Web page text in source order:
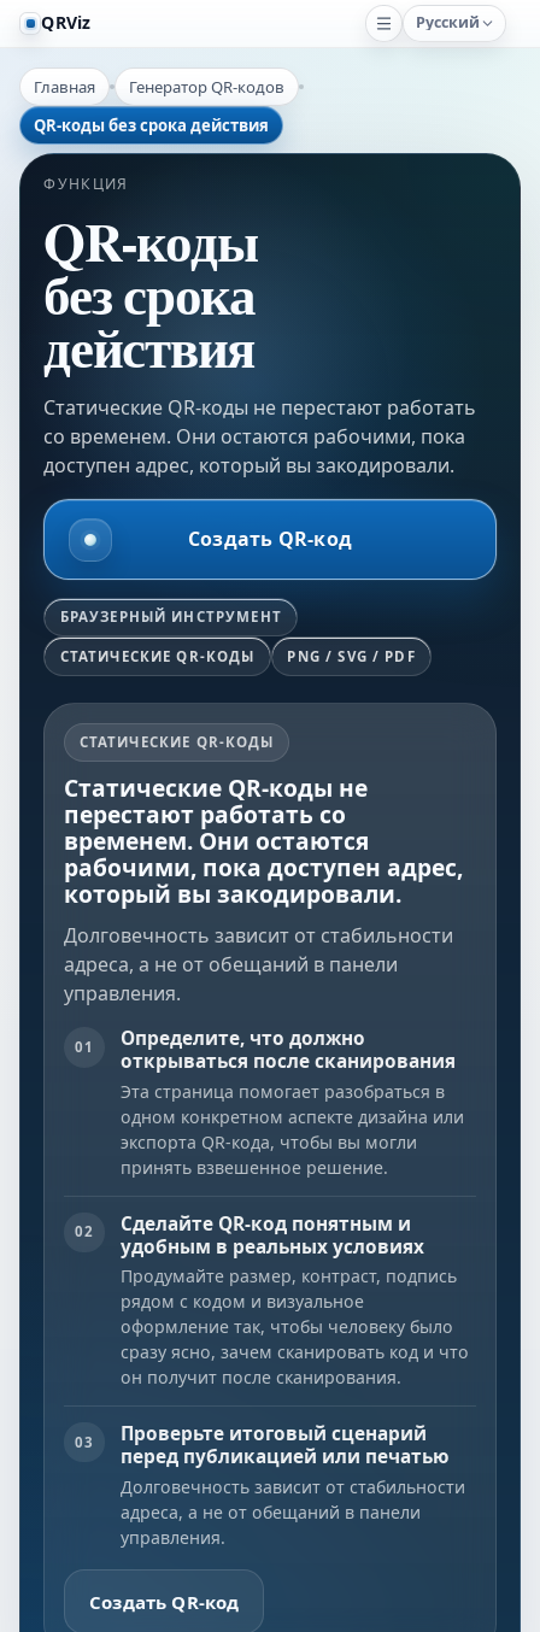
QRViz Русский
Главная
Генератор QR-кодов
QR-коды без срока действия
ФУНКЦИЯ
QR-коды
без срока
действия
Статические QR-коды не перестают работать
со временем. Они остаются рабочими, пока
доступен адрес, который вы закодировали.
Создать QR-код
БРАУЗЕРНЫЙ ИНСТРУМЕНТ
СТАТИЧЕСКИЕ QR-КОДЫ PNG / SVG / PDF
СТАТИЧЕСКИЕ QR-КОДЫ
Статические QR-коды не
перестают работать со
временем. Они остаются
рабочими, пока доступен адрес,
который вы закодировали.
Долговечность зависит от стабильности
адреса, а не от обещаний в панели
управления.
01
Определите, что должно
открываться после сканирования
Эта страница помогает разобраться в
одном конкретном аспекте дизайна или
экспорта QR-кода, чтобы вы могли
принять взвешенное решение.
02
Сделайте QR-код понятным и
удобным в реальных условиях
Продумайте размер, контраст, подпись
рядом с кодом и визуальное
оформление так, чтобы человеку было
сразу ясно, зачем сканировать код и что
он получит после сканирования.
03
Проверьте итоговый сценарий
перед публикацией или печатью
Долговечность зависит от стабильности
адреса, а не от обещаний в панели
управления.
Создать QR-код